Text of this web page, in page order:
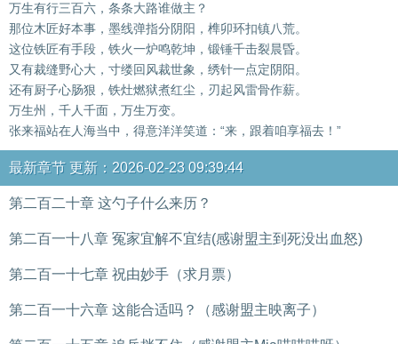
万生有行三百六，条条大路谁做主？
那位木匠好本事，墨线弹指分阴阳，榫卯环扣镇八荒。
这位铁匠有手段，铁火一炉鸣乾坤，锻锤千击裂晨昏。
又有裁缝野心大，寸缕回风裁世象，绣针一点定阴阳。
还有厨子心肠狠，铁灶燃狱煮红尘，刃起风雷骨作薪。
万生州，千人千面，万生万变。
张来福站在人海当中，得意洋洋笑道：“来，跟着咱享福去！”
最新章节 更新：2026-02-23 09:39:44
第二百二十章 这勺子什么来历？
第二百一十八章 冤家宜解不宜结(感谢盟主到死没出血怒)
第二百一十七章 祝由妙手（求月票）
第二百一十六章 这能合适吗？（感谢盟主映离子）